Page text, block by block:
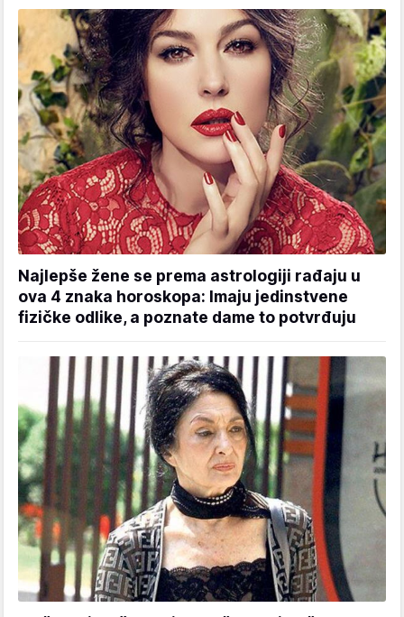
Najlepše žene se prema astrologiji rađaju u
ova 4 znaka horoskopa: Imaju jedinstvene
fizičke odlike, a poznate dame to potvrđuju